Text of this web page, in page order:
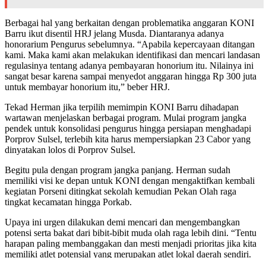
Berbagai hal yang berkaitan dengan problematika anggaran KONI
Barru ikut disentil HRJ jelang Musda. Diantaranya adanya
honorarium Pengurus sebelumnya. “Apabila kepercayaan ditangan
kami. Maka kami akan melakukan identifikasi dan mencari landasan
regulasinya tentang adanya pembayaran honorium itu. Nilainya ini
sangat besar karena sampai menyedot anggaran hingga Rp 300 juta
untuk membayar honorium itu,” beber HRJ.
Tekad Herman jika terpilih memimpin KONI Barru dihadapan
wartawan menjelaskan berbagai program. Mulai program jangka
pendek untuk konsolidasi pengurus hingga persiapan menghadapi
Porprov Sulsel, terlebih kita harus mempersiapkan 23 Cabor yang
dinyatakan lolos di Porprov Sulsel.
Begitu pula dengan program jangka panjang. Herman sudah
memiliki visi ke depan untuk KONI dengan mengaktifkan kembali
kegiatan Porseni ditingkat sekolah kemudian Pekan Olah raga
tingkat kecamatan hingga Porkab.
Upaya ini urgen dilakukan demi mencari dan mengembangkan
potensi serta bakat dari bibit-bibit muda olah raga lebih dini. “Tentu
harapan paling membanggakan dan mesti menjadi prioritas jika kita
memiliki atlet potensial yang merupakan atlet lokal daerah sendiri.